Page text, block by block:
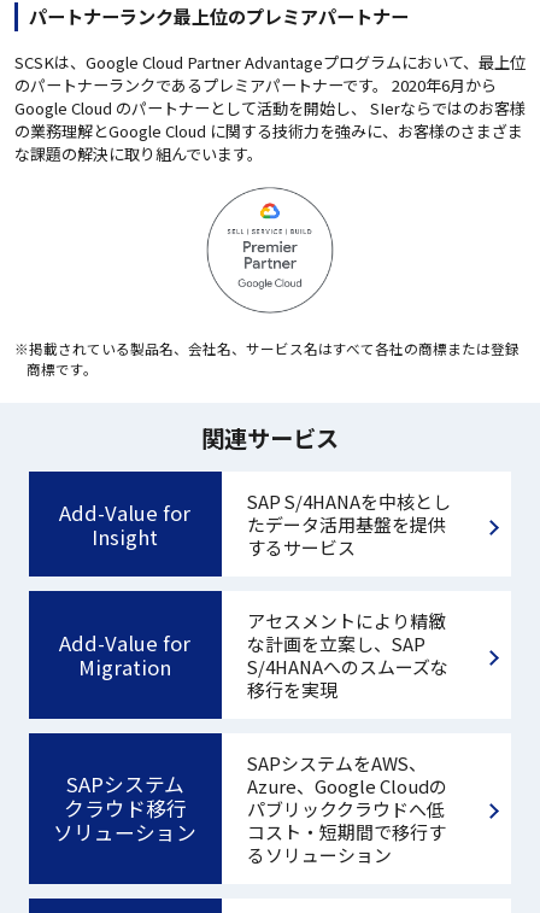
パートナーランク最上位のプレミアパートナー
SCSKは、Google Cloud Partner Advantageプログラムにおいて、最上位
のパートナーランクであるプレミアパートナーです。 2020年6月から
Google Cloud のパートナーとして活動を開始し、 SIerならではのお客様
の業務理解とGoogle Cloud に関する技術力を強みに、お客様のさまざま
な課題の解決に取り組んでいます。
※掲載されている製品名、会社名、サービス名はすべて各社の商標または登録
商標です。
関連サービス
Add-Value for
Insight
SAP S/4HANAを中核とし
たデータ活用基盤を提供
するサービス
Add-Value for
Migration
アセスメントにより精緻
な計画を立案し、SAP
S/4HANAへのスムーズな
移行を実現
SAPシステム
クラウド移行
ソリューション
SAPシステムをAWS、
Azure、Google Cloudの
パブリッククラウドへ低
コスト・短期間で移行す
るソリューション